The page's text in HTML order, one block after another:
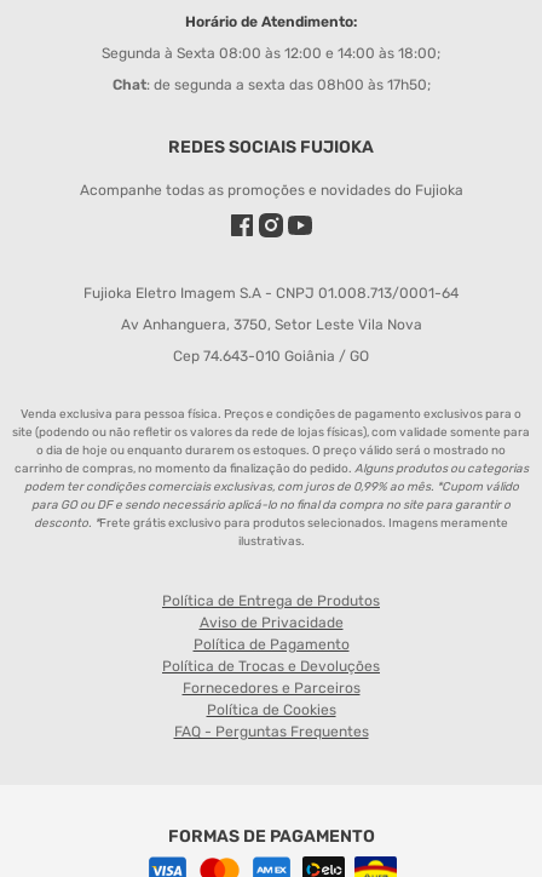
Horário de Atendimento:
Segunda à Sexta 08:00 às 12:00 e 14:00 às 18:00;
Chat: de segunda a sexta das 08h00 às 17h50;
REDES SOCIAIS FUJIOKA
Acompanhe todas as promoções e novidades do Fujioka
Fujioka Eletro Imagem S.A - CNPJ 01.008.713/0001-64
Av Anhanguera, 3750, Setor Leste Vila Nova
Cep 74.643-010 Goiânia / GO
Venda exclusiva para pessoa física. Preços e condições de pagamento exclusivos para o
site (podendo ou não refletir os valores da rede de lojas físicas), com validade somente para
o dia de hoje ou enquanto durarem os estoques. O preço válido será o mostrado no
carrinho de compras, no momento da finalização do pedido. Alguns produtos ou categorias
podem ter condições comerciais exclusivas, com juros de 0,99% ao mês. *Cupom válido
para GO ou DF e sendo necessário aplicá-lo no final da compra no site para garantir o
desconto. *Frete grátis exclusivo para produtos selecionados. Imagens meramente
ilustrativas.
Política de Entrega de Produtos
Aviso de Privacidade
Política de Pagamento
Política de Trocas e Devoluções
Fornecedores e Parceiros
Política de Cookies
FAQ - Perguntas Frequentes
FORMAS DE PAGAMENTO